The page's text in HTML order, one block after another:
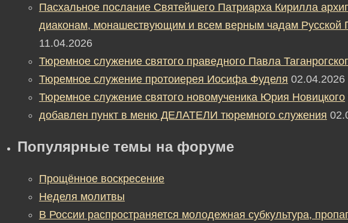
Пасхальное послание Святейшего Патриарха Кирилла
диаконам, монашествующим и всем верным чадам Русской
11.04.2026
Тюремное служение святого праведного Павла
Тюремное служение протоиерея Иосифа Фуделя 02.04.2026
Тюремное служение святого новомученика Юрия Новицкого
добавлен пункт в меню ДЕЛАТЕЛИ тюремного служения
Популярные темы на форуме
Прощённое воскресение
Неделя молитвы
В России распространяется молодежная субкультура,